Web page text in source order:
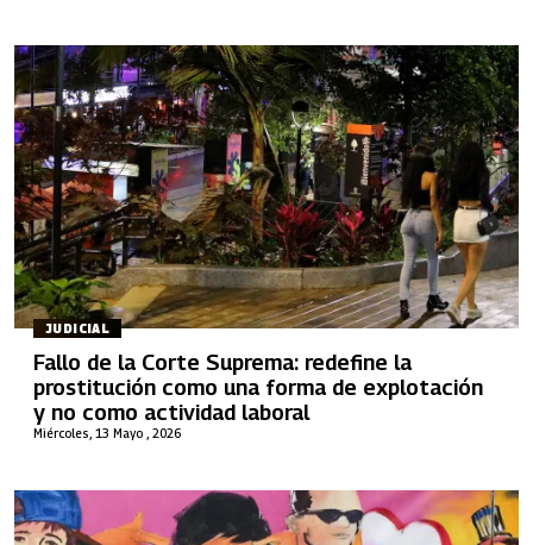
JUDICIAL
Miércoles, 13 Mayo , 2026
Fallo de la Corte Suprema: redefine la
prostitución como una forma de explotación
y no como actividad laboral